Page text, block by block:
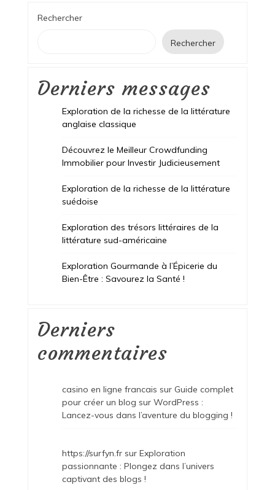
Rechercher
Rechercher
Derniers messages
Exploration de la richesse de la littérature
anglaise classique
Découvrez le Meilleur Crowdfunding
Immobilier pour Investir Judicieusement
Exploration de la richesse de la littérature
suédoise
Exploration des trésors littéraires de la
littérature sud-américaine
Exploration Gourmande à l’Épicerie du
Bien-Être : Savourez la Santé !
Derniers
commentaires
casino en ligne francais sur Guide complet
pour créer un blog sur WordPress :
Lancez-vous dans l’aventure du blogging !
https://surfyn.frsur Exploration
passionnante : Plongez dans l’univers
captivant des blogs !